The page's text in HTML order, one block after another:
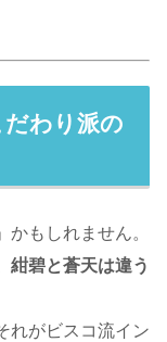
だわり派の
もしれません。
紺碧と蒼天は違う
れがビスコ流イン